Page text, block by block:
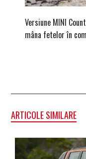
Versiune MINI
mâna fetelor în
ARTICOLE SIMILARE